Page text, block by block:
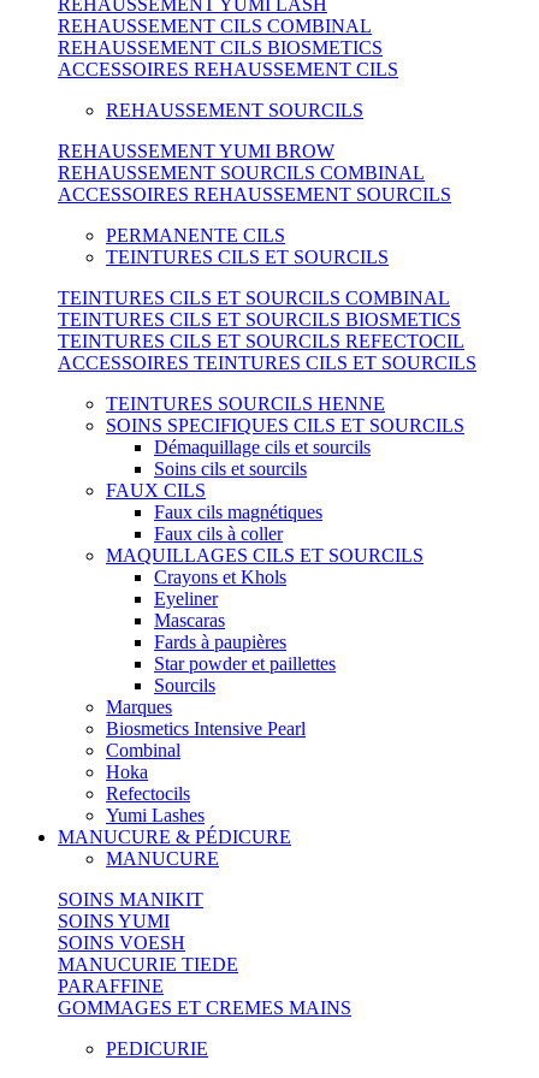
REHAUSSEMENT YUMI LASH
REHAUSSEMENT CILS COMBINAL
REHAUSSEMENT CILS BIOSMETICS
ACCESSOIRES REHAUSSEMENT CILS
REHAUSSEMENT SOURCILS
REHAUSSEMENT YUMI BROW
REHAUSSEMENT SOURCILS COMBINAL
ACCESSOIRES REHAUSSEMENT SOURCILS
PERMANENTE CILS
TEINTURES CILS ET SOURCILS
TEINTURES CILS ET SOURCILS COMBINAL
TEINTURES CILS ET SOURCILS BIOSMETICS
TEINTURES CILS ET SOURCILS REFECTOCIL
ACCESSOIRES TEINTURES CILS ET SOURCILS
TEINTURES SOURCILS HENNE
SOINS SPECIFIQUES CILS ET SOURCILS
Démaquillage cils et sourcils
Soins cils et sourcils
FAUX CILS
Faux cils magnétiques
Faux cils à coller
MAQUILLAGES CILS ET SOURCILS
Crayons et Khols
Eyeliner
Mascaras
Fards à paupières
Star powder et paillettes
Sourcils
Marques
Biosmetics Intensive Pearl
Combinal
Hoka
Refectocils
Yumi Lashes
MANUCURE & PÉDICURE
MANUCURE
SOINS MANIKIT
SOINS YUMI
SOINS VOESH
MANUCURIE TIEDE
PARAFFINE
GOMMAGES ET CREMES MAINS
PEDICURIE